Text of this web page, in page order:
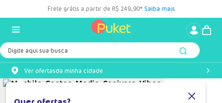
Frete grátis a partir de R$ 249,90* Saiba mais
Digite aqui sua busca
Ver ofertasda minha cidade